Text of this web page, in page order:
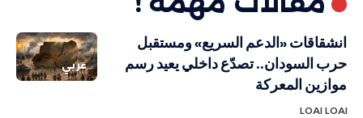
عربي
انشقاقات «الدعم السريع» ومستقبل
حرب السودان.. تصدّع داخلي يعيد رسم
موازين المعركة
LOAI LOAI